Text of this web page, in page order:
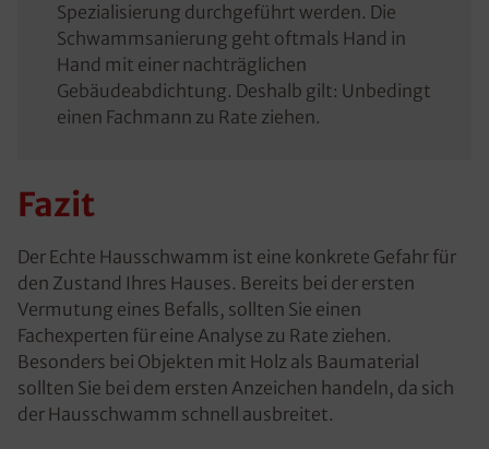
Spezialisierung durchgeführt werden. Die
Schwammsanierung geht oftmals Hand in
Hand mit einer nachträglichen
Gebäudeabdichtung. Deshalb gilt: Unbedingt
einen Fachmann zu Rate ziehen.
Fazit
Der Echte Hausschwamm ist eine konkrete Gefahr für
den Zustand Ihres Hauses. Bereits bei der ersten
Vermutung eines Befalls, sollten Sie einen
Fachexperten für eine Analyse zu Rate ziehen.
Besonders bei Objekten mit Holz als Baumaterial
sollten Sie bei dem ersten Anzeichen handeln, da sich
der Hausschwamm schnell ausbreitet.